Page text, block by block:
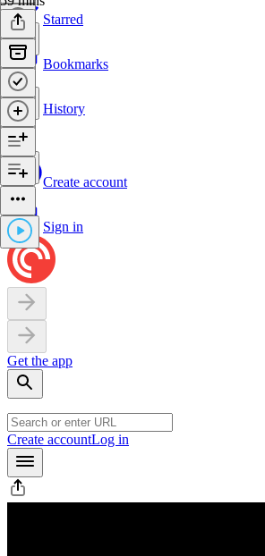
Starred
Bookmarks
History
Create account
Sign in
Get the app
Create accountLog in